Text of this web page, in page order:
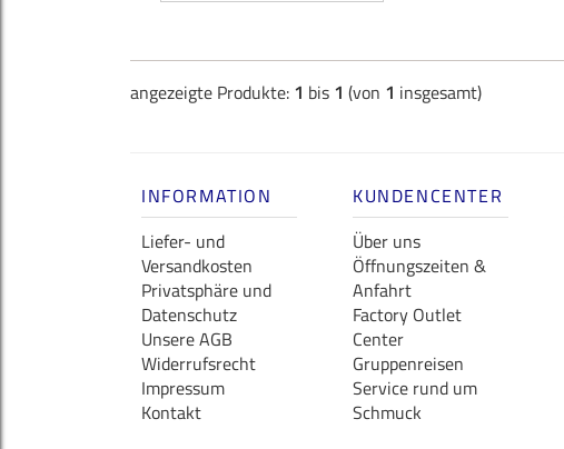
angezeigte Produkte: 1 bis 1 (von 1 insgesamt)
INFORMATION
Liefer- und
Versandkosten
Privatsphäre und
Datenschutz
Unsere AGB
Widerrufsrecht
Impressum
Kontakt
KUNDENCENTER
Über uns
Öffnungszeiten &
Anfahrt
Factory Outlet
Center
Gruppenreisen
Service rund um
Schmuck